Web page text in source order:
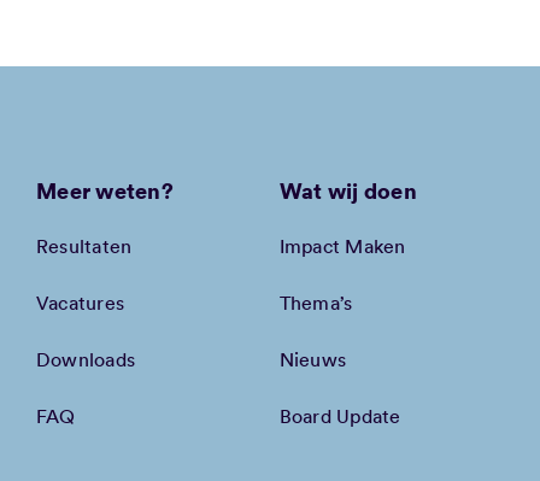
Meer weten?
Resultaten
Vacatures
Downloads
FAQ
Wat wij doen
Impact Maken
Thema’s
Nieuws
Board Update